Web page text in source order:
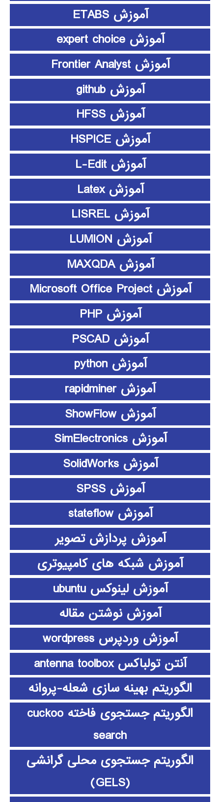
آموزش ETABS
آموزش expert choice
آموزش Frontier Analyst
آموزش github
آموزش HFSS
آموزش HSPICE
آموزش L-Edit
آموزش Latex
آموزش LISREL
آموزش LUMION
آموزش MAXQDA
آموزش Microsoft Office Project
آموزش PHP
آموزش PSCAD
آموزش python
آموزش rapidminer
آموزش ShowFlow
آموزش SimElectronics
آموزش SolidWorks
آموزش SPSS
آموزش stateflow
آموزش پردازش تصویر
آموزش شبکه های کامپیوتری
آموزش لینوکس ubuntu
آموزش نوشتن مقاله
آموزش وردپرس wordpress
آنتن تولباکس antenna toolbox
الگوریتم بهینه سازی شعله-پروانه
الگوریتم جستجوی فاخته cuckoo
search
الگوریتم جستجوی محلی گرانشی
(GELS)